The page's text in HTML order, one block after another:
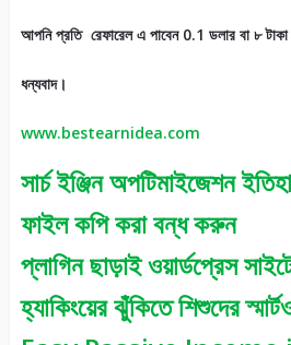
আপনি প্রতি রেফারেল এ পাবেন 0.1 ডলার বা ৮
ধন্যবাদ।
www.bestearnidea.com
সার্চ ইঞ্জিন অপটিমাইজেশন
ফাইল কপি করা বন্ধ করুন
প্লাগিন ছাড়াই ওয়ার্ডপ্রেস
হ্যাকিংয়ের ঝুঁকিতে শিশুদের